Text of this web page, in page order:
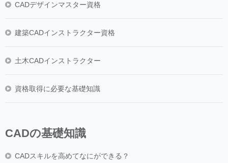
CADデザインマスター資格
建築CADインストラクター資格
土木CADインストラクター
資格取得に必要な基礎知識
CADの基礎知識
CADスキルを高めてなにができる？